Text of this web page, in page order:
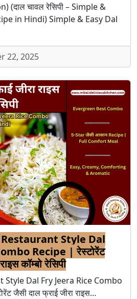
(दाल चावल रेसिपी – Simple &
in Hindi) Simple & Easy Dal
22, 2025
Restaurant Style Dal
Recipe | रेस्टोरेंट
कॉम्बो रेसिपी
Style Dal Fry Jeera Rice Combo
जैसी दाल फ्राई जीरा राइस…